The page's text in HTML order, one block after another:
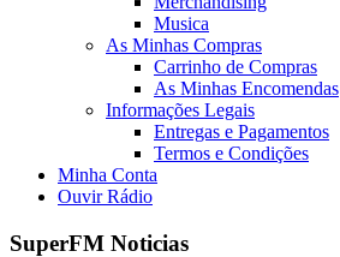
Musica
As Minhas Compras
Carrinho de Compras
As Minhas Encomendas
Informações Legais
Entregas e Pagamentos
Termos e Condições
Minha Conta
Ouvir Rádio
SuperFM Noticias